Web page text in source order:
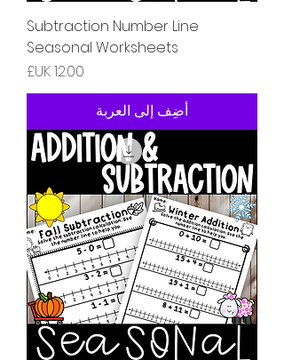
Subtraction Number Line
Seasonal Worksheets
السعر
أضِف إلى العربة